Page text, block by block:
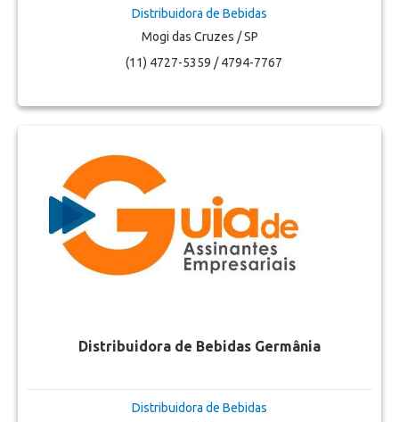
Distribuidora de Bebidas
Mogi das Cruzes / SP
(11) 4727-5359 / 4794-7767
Distribuidora de Bebidas Germânia
Distribuidora de Bebidas